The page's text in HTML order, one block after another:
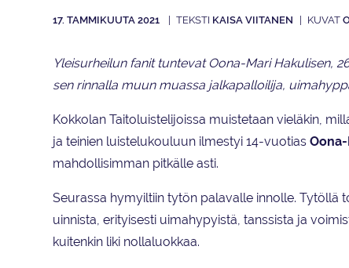
17. TAMMIKUUTA 2021 KAISA VIITANEN
Yleisurheilun fanit tuntevat Oona-Mari Hakulisen,
sen rinnalla muun muassa jalkapalloilija,
Kokkolan Taitoluistelijoissa muistetaan vieläkin,
ja teinien luistelukouluun ilmestyi 14-vuotias
mahdollisimman pitkälle asti.
Seurassa hymyiltiin tytön palavalle innolle. Tytöllä
uinnista, erityisesti uimahypyistä, tanssista ja
kuitenkin liki nollaluokkaa.